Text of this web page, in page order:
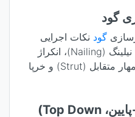
گود نکات اجرایی
پایدارسازی گود به روش های نیلینگ (Nailing)، انکراژ
(Anchorage)، شمع (Pile)، مهار متقابل (Strut) و خرپا